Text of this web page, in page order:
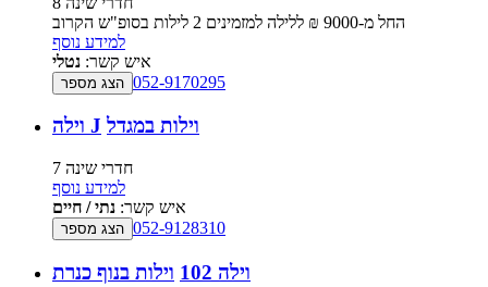
החל מ-‏9000 ₪ ללילה למזמינים 2 לילות בסופ"ש הקרוב
למידע נוסף
איש קשר: נטלי
הצג מספר 052-9170295
וילה J וילות במגדל
7 חדרי שינה
למידע נוסף
איש קשר: נתי / חיים
הצג מספר 052-9128310
וילה 102 וילות בנוף כנרת